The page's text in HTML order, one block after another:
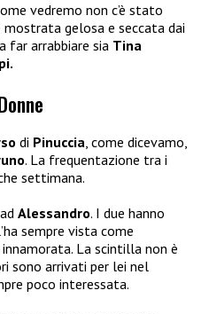
vedremo non c’è stato
mostrata gelosa e seccata dai
far arrabbiare sia Tina
di Pinuccia , come dicevamo,
. La frequentazione tra i
settimana.
Alessandro. I due hanno
sempre vista come
innamorata. La scintilla non è
sono arrivati per lei nel
poco interessata.